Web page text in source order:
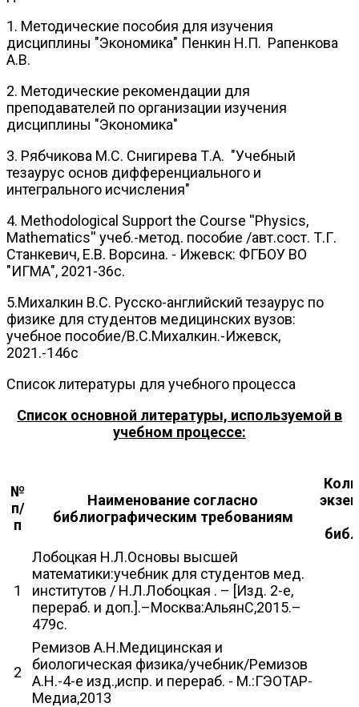
1. Методические пособия для изучения
дисциплины "Экономика" Пенкин Н.П. Рапенкова
А.В.
2. Методические рекомендации для
преподавателей по организации изучения
дисциплины "Экономика"
3. Рябчикова М.С. Снигирева Т.А. "Учебный
тезаурус основ дифференциального и
интегрального исчисления"
4. Methodological Support the Course ''Physics,
Mathematics'' учеб.-метод. пособие /авт.сост. Т.Г.
Станкевич, Е.В. Ворсина. - Ижевск: ФГБОУ ВО
"ИГМА", 2021-36с.
5.Михалкин В.С. Русско-английский тезаурус по
физике для студентов медицинских вузов:
учебное пособие/В.С.Михалкин.-Ижевск,
2021.-146с
Список литературы для учебного процесса
Список основной литературы, используемой в
учебном процессе:
№
п/
п
Наименование согласно
библиографическим требованиям
1
Лобоцкая Н.Л.Основы высшей
математики:учебник для студентов мед.
институтов / Н.Л.Лобоцкая . – [Изд. 2-е,
перераб. и доп.].–Москва:АльянС,2015.–
479с.
2
Ремизов А.Н.Медицинская и
биологическая физика/учебник/Ремизов
А.Н.-4-е изд.,испр. и перераб. - М.:ГЭОТАР-
Медиа,2013